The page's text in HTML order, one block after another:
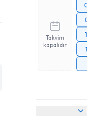
Takvim
kapalıdır